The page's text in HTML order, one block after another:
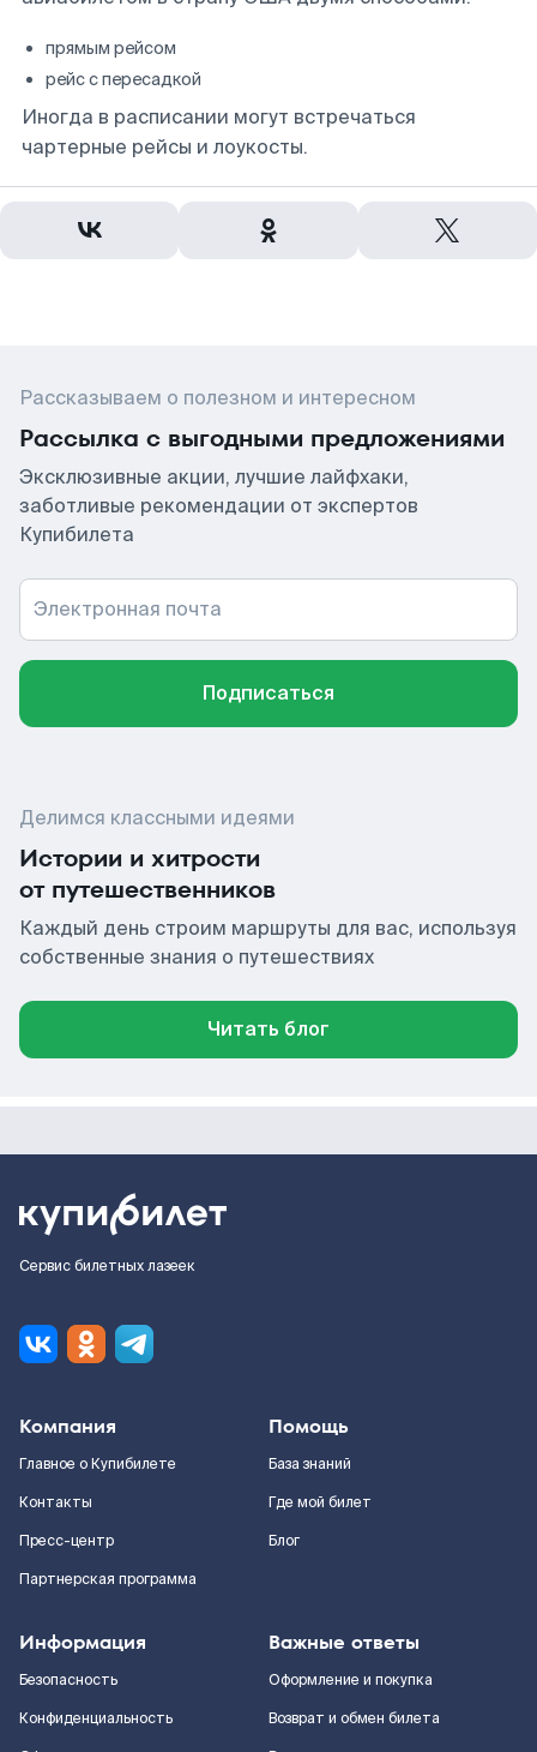
прямым рейсом
рейс с пересадкой
Иногда в расписании могут встречаться
чартерные рейсы и лоукосты.
Рассказываем о полезном и интересном
Рассылка с выгодными предложениями
Эксклюзивные акции, лучшие лайфхаки,
заботливые рекомендации от экспертов
Купибилета
Электронная почта
Подписаться
Делимся классными идеями
Истории и хитрости
от путешественников
Каждый день строим маршруты для вас, используя
собственные знания о путешествиях
Читать блог
Сервис билетных лазеек
Компания
Главное о Купибилете
Контакты
Пресс-центр
Партнерская программа
Помощь
База знаний
Где мой билет
Блог
Информация
Безопасность
Конфиденциальность
Важные ответы
Оформление и покупка
Возврат и обмен билета